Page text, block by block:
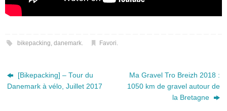
bikepacking, danemark. Favori.
[Bikepacking] – Tour du
Danemark à vélo, Juillet 2017
Ma Gravel Tro Breizh 2018 :
1050 km de gravel autour de
la Bretagne